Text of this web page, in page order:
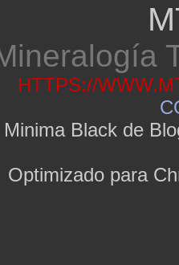
HTTPS://
Black de
Optimizado para